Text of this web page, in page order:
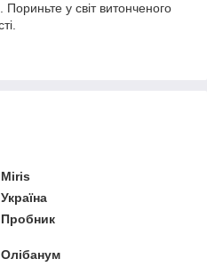
Пориньте у світ витонченого
Miris
Україна
Пробник
Олібанум